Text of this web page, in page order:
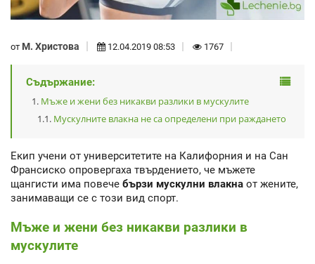
от М. Христова 12.04.2019 08:53 1767
Съдържание:
Мъже и жени без никакви разлики в мускулите
Мускулните влакна не са определени при раждането
Екип учени от университетите на Калифорния и на Сан
Франсиско опровергаха твърдението, че мъжете
щангисти има повече бързи мускулни влакна от жените,
занимаващи се с този вид спорт.
Мъже и жени без никакви разлики в
мускулите